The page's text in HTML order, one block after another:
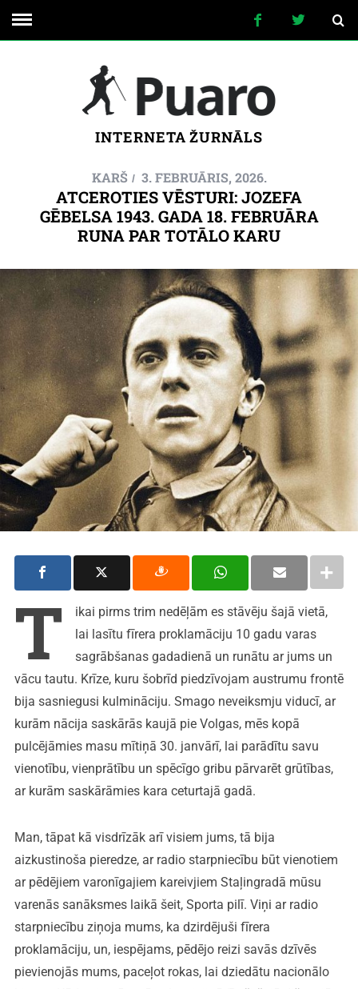
INTERNETA ŽURNĀLS
KARŠ 3. FEBRUĀRIS, 2026.
ATCEROTIES VĒSTURI: JOZEFA
GĒBELSA 1943. GADA 18. FEBRUĀRA
RUNA PAR TOTĀLO KARU
T
ikai pirms trim nedēļām es stāvēju šajā vietā,
lai lasītu fīrera proklamāciju 10 gadu varas
sagrābšanas gadadienā un runātu ar jums un
vācu tautu. Krīze, kuru šobrīd piedzīvojam austrumu frontē
bija sasniegusi kulmināciju. Smago neveiksmju viducī, ar
kurām nācija saskārās kaujā pie Volgas, mēs kopā
pulcējāmies masu mītiņā 30. janvārī, lai parādītu savu
vienotību, vienprātību un spēcīgo gribu pārvarēt grūtības,
ar kurām saskārāmies kara ceturtajā gadā.
Man, tāpat kā visdrīzāk arī visiem jums, tā bija
aizkustinoša pieredze, ar radio starpniecību būt vienotiem
ar pēdējiem varonīgajiem kareivjiem Staļingradā mūsu
varenās sanāksmes laikā šeit, Sporta pilī. Viņi ar radio
starpniecību ziņoja mums, ka dzirdējuši fīrera
proklamāciju, un, iespējams, pēdējo reizi savās dzīvēs
pievienojās mums, paceļot rokas, lai dziedātu nacionālo